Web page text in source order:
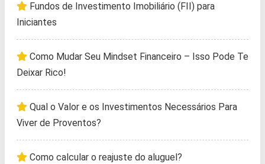
Fundos de Investimento Imobiliário (FII) para
Iniciantes
Como Mudar Seu Mindset Financeiro – Isso Pode Te
Deixar Rico!
Qual o Valor e os Investimentos Necessários Para
Viver de Proventos?
Como calcular o reajuste do aluguel?